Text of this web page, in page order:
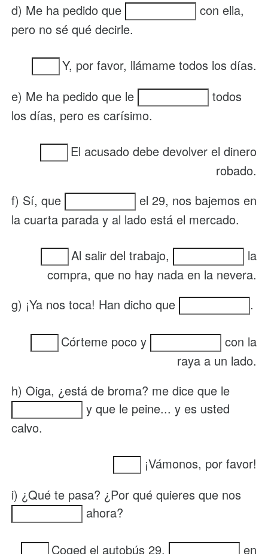
d) Me ha pedido que
con ella,
pero no sé qué decirle.
Y, por favor, llámame todos los días.
e) Me ha pedido que le
todos
los días, pero es carísimo.
El acusado debe devolver el dinero
robado.
f) Sí, que
el 29, nos bajemos en
la cuarta parada y al lado está el mercado.
Al salir del trabajo,
la
compra, que no hay nada en la nevera.
g) ¡Ya nos toca! Han dicho que
.
Córteme poco y
con la
raya a un lado.
h) Oiga, ¿está de broma? me dice que le
y que le peine... y es usted
calvo.
¡Vámonos, por favor!
i) ¿Qué te pasa? ¿Por qué quieres que nos
ahora?
Coged el autobús 29, en